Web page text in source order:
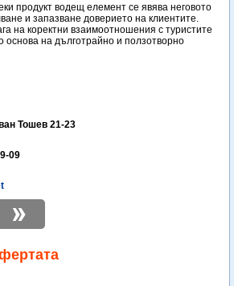
продукт водещ елемент се явява неговото
и запазване доверието на клиентите.
на коректни взаимоотношения с туристите
основа на дълготрайно и ползотворно
Тошев 21-23
09